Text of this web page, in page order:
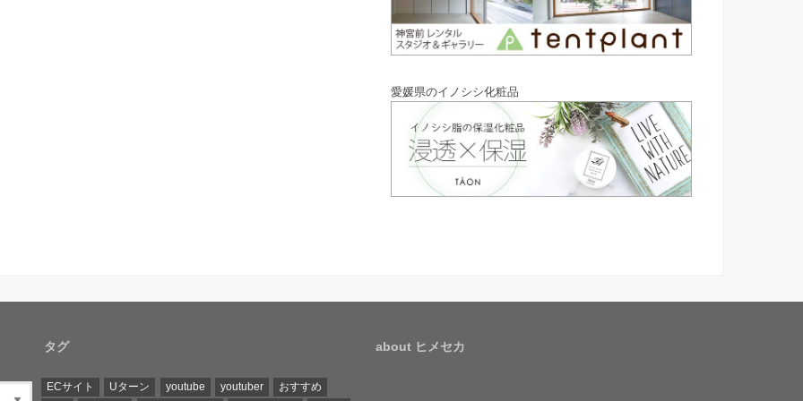
愛媛県のイノシシ化粧品
タグ
ECサイト Uターン youtube youtuber おすすめ
about ヒメセカ